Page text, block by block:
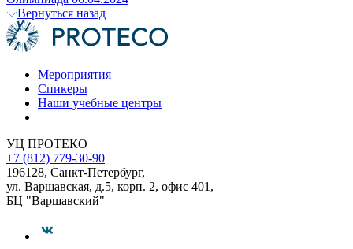
Вернуться назад
Мероприятия
Спикеры
Наши учебные центры
УЦ ПРОТЕКО
+7 (812) 779-30-90
196128, Санкт-Петербург,
ул. Варшавская, д.5, корп. 2, офис 401,
БЦ "Варшавский"